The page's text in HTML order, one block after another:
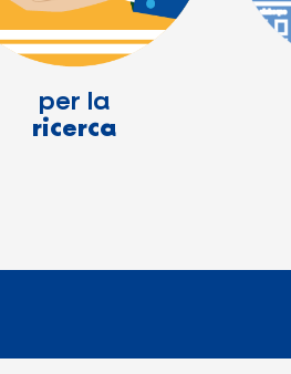
per la
ricerca